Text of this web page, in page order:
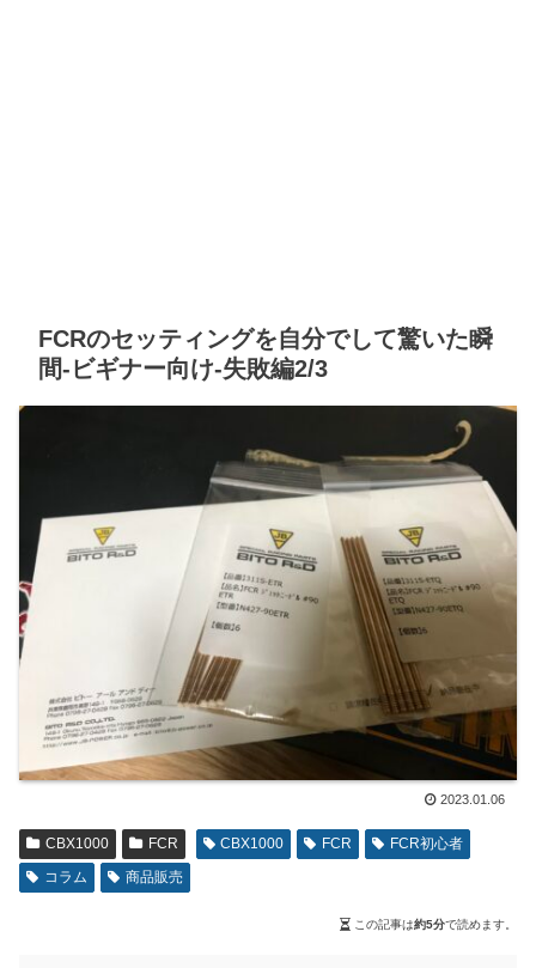
FCRのセッティングを自分でして驚いた瞬
間-ビギナー向け-失敗編2/3
2023.01.06
CBX1000 FCR CBX1000 FCR
FCR初心者
コラム
商品販売
この記事は約5分で読めます。